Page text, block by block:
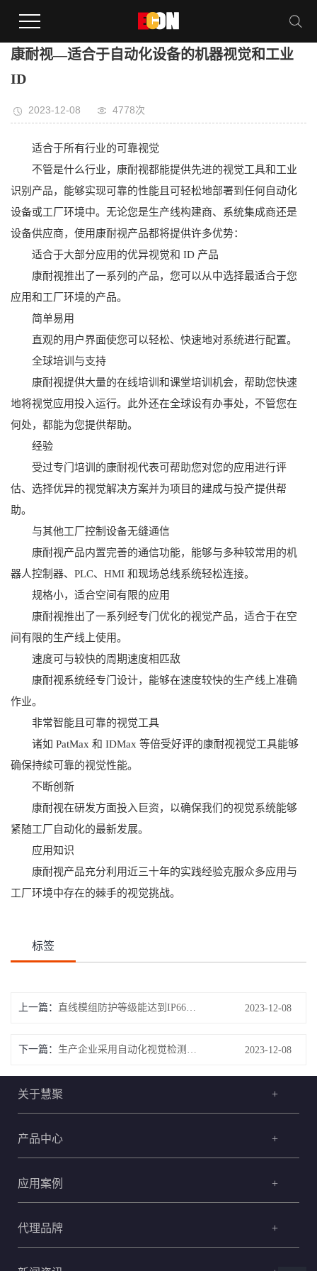
康耐视—适合于自动化设备的机器视觉和工业
ID
2023-12-08 4778次
适合于所有行业的可靠视觉
不管是什么行业，康耐视都能提供先进的视觉工具和工业
识别产品，能够实现可靠的性能且可轻松地部署到任何自动化
设备或工厂环境中。无论您是生产线构建商、系统集成商还是
设备供应商，使用康耐视产品都将提供许多优势：
适合于大部分应用的优异视觉和 ID 产品
康耐视推出了一系列的产品，您可以从中选择最适合于您
应用和工厂环境的产品。
简单易用
直观的用户界面使您可以轻松、快速地对系统进行配置。
全球培训与支持
康耐视提供大量的在线培训和课堂培训机会，帮助您快速
地将视觉应用投入运行。此外还在全球设有办事处，不管您在
何处，都能为您提供帮助。
经验
受过专门培训的康耐视代表可帮助您对您的应用进行评
估、选择优异的视觉解决方案并为项目的建成与投产提供帮
助。
与其他工厂控制设备无缝通信
康耐视产品内置完善的通信功能，能够与多种较常用的机
器人控制器、PLC、HMI 和现场总线系统轻松连接。
规格小，适合空间有限的应用
康耐视推出了一系列经专门优化的视觉产品，适合于在空
间有限的生产线上使用。
速度可与较快的周期速度相匹敌
康耐视系统经专门设计，能够在速度较快的生产线上准确
作业。
非常智能且可靠的视觉工具
诸如 PatMax 和 IDMax 等倍受好评的康耐视视觉工具能够
确保持续可靠的视觉性能。
不断创新
康耐视在研发方面投入巨资，以确保我们的视觉系统能够
紧随工厂自动化的最新发展。
应用知识
康耐视产品充分利用近三十年的实践经验克服众多应用与
工厂环境中存在的棘手的视觉挑战。
标签
上一篇： 直线模组防护等级能达到IP66么？运转速度如何 2023-12-08
下一篇： 生产企业采用自动化视觉检测系统的优势是什么 2023-12-08
关于慧聚 +
产品中心 +
应用案例 +
代理品牌 +